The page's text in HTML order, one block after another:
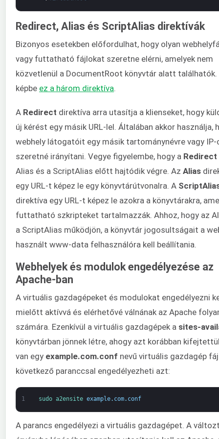
Redirect, Alias és ScriptAlias direktívák
Bizonyos esetekben előfordulhat, hogy olyan
vagy futtatható fájlokat szeretne elérni, amelyek nem
közvetlenül a DocumentRoot könyvtár alatt
képbe ez a három direktíva.
A Redirect direktíva arra utasítja a klienseket, hogy
új kérést egy másik URL-lel. Általában akkor használja,
webhely látogatóit egy másik tartománynévre vagy
szeretné irányítani. Vegye figyelembe, hogy a Redirect
Alias és a ScriptAlias előtt hajtódik végre. Az Alias
egy URL-t képez le egy könyvtárútvonalra. A
direktíva egy URL-t képez le azokra a könyvtárakra,
futtatható szkripteket tartalmazzák. Ahhoz, hogy az
a ScriptAlias működjön, a könyvtár jogosultságait a
használt www-data felhasználóra kell beállítania.
Webhelyek és modulok engedélyezése az
Apache-ban
A virtuális gazdagépeket és modulokat engedélyezni
mielőtt aktívvá és elérhetővé válnának az Apache
számára. Ezenkívül a virtuális gazdagépek a sites-
könyvtárban jönnek létre, ahogy azt korábban
van egy example.com.conf nevű virtuális gazdagép
következő paranccsal engedélyezheti azt:
1 sudo a2ensite example. com. conf
A parancs engedélyezi a virtuális gazdagépet. A